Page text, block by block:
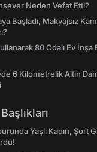
Neden Vefat Etti?
Başladı, Makyajsız
80 Odalı Ev
6 Kilometrelik Altın
Yaşlı Kadın, Şort